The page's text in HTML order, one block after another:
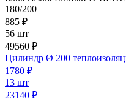
180/200
885 ₽
56 шт
49560 ₽
Цилиндр Ø 200
1780 ₽
13 шт
23140 ₽